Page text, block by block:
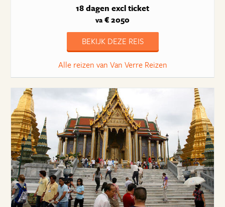
18 dagen excl ticket
va € 2050
BEKIJK DEZE REIS
Alle reizen van Van Verre Reizen